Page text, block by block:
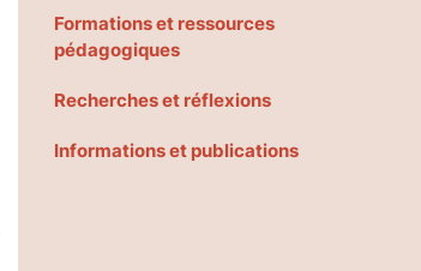
Formations et ressources
pédagogiques
Recherches et réflexions
Informations et publications